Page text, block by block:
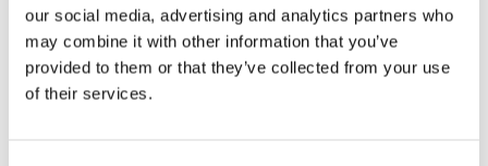
our social media, advertising and analytics partners who
may combine it with other information that you’ve
provided to them or that they’ve collected from your use
of their services.
Greitasis pristatymas. €15.00
Greitasis pristatymas Vilniuje ir Vilniaus rajone per vieną
dieną. Pristatymas: 10.08.2026